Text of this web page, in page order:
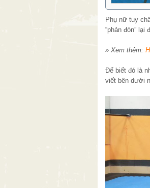
Phụ nữ tuy
“phản đòn”
» Xem thêm:
Để biết đó là
viết bên dưới